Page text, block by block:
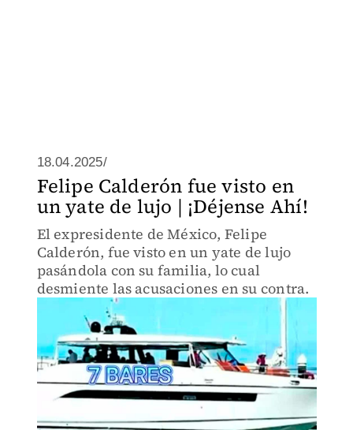
18.04.2025/
Felipe Calderón fue visto en
un yate de lujo | ¡Déjense Ahí!
El expresidente de México, Felipe
Calderón, fue visto en un yate de lujo
pasándola con su familia, lo cual
desmiente las acusaciones en su contra.